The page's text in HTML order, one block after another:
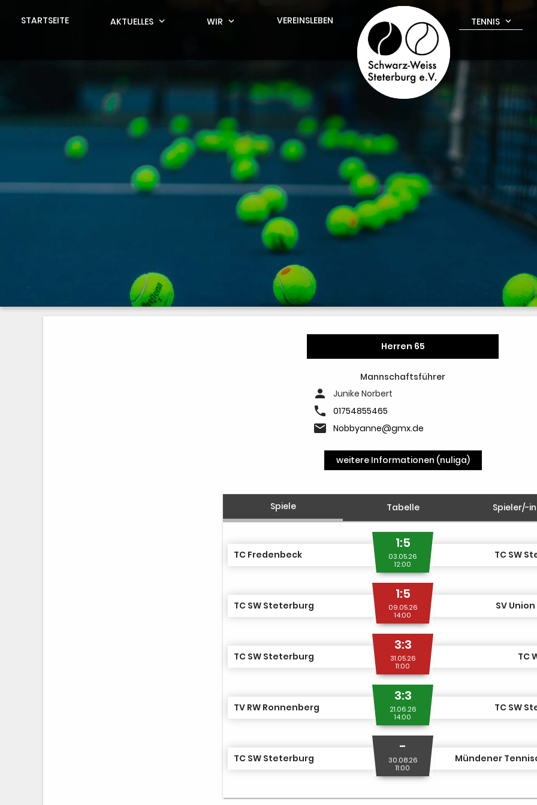
STARTSEITE AKTUELLES expand_more WIR expand_more VEREINSLEBEN TENNIS expand_more
Herren 65
Mannschaftsführer
person Junike Norbert
phone 01754855465
email Nobbyanne@gmx.de
weitere Informationen (nuliga)
Spiele Tabelle Spieler/-
TC Fredenbeck
1:5
03.05.26
12:00
TC SW
TC SW Steterburg
1:5
09.05.26
14:00
SV
TC SW Steterburg
3:3
31.05.26
11:00
TC
TV RW Ronnenberg
3:3
21.06.26
14:00
TC SW
TC SW Steterburg
-
30.08.26
11:00
Mündener